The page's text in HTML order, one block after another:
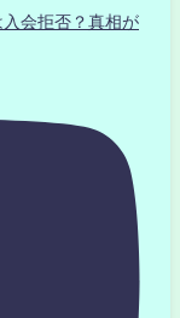
会拒否？真相が